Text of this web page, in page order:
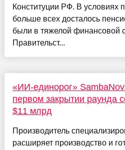
Конституции РФ. В условиях
больше всех досталось
были в тяжелой финансовой
Правительст...
«ИИ-единорог»
первом закрытии раунда
$11 млрд
Производитель
расширяет производство и